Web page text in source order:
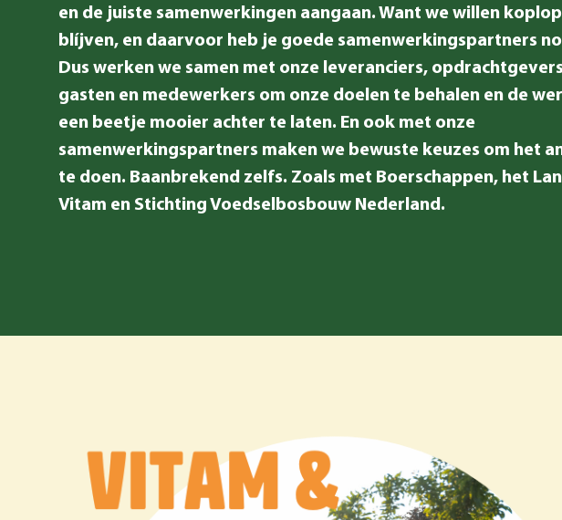
en de juiste samenwerkingen aangaan. Want we willen
blíjven, en daarvoor heb je goede samenwerkingspartners
Dus werken we samen met onze leveranciers,
gasten en medewerkers om onze doelen te behalen en de
een beetje mooier achter te laten. En ook met onze
samenwerkingspartners maken we bewuste keuzes om het
te doen. Baanbrekend zelfs. Zoals met Boerschappen, het
Vitam en Stichting Voedselbosbouw Nederland.